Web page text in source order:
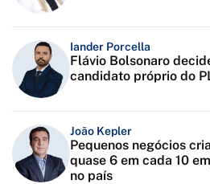
Iander Porcella
Flávio Bolsonaro
candidato próprio do
João Kepler
Pequenos negócios
quase 6 em cada 10
no país